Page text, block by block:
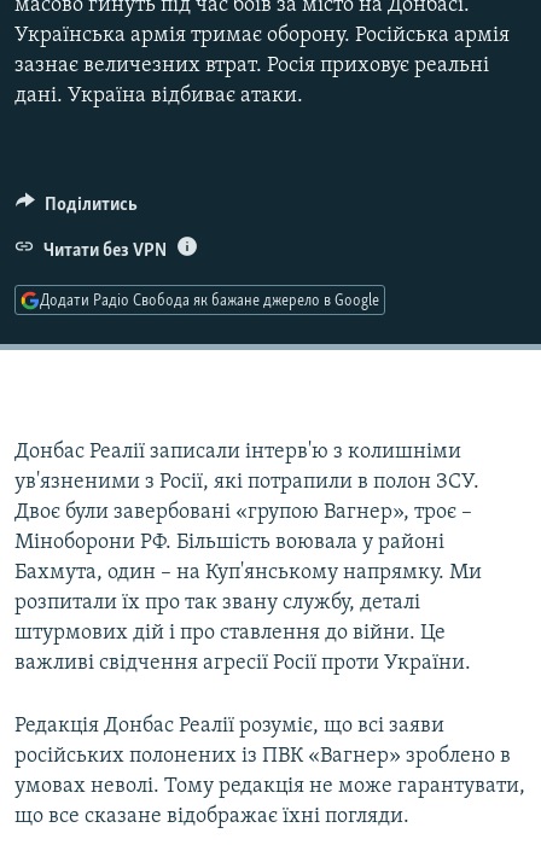
КТАТ
ДОЛУЧАЙСЯ!
Auto 480p
720p 1080p
480p
масово гинуть під час боїв за місто на Донбасі.
Українська армія тримає оборону. Російська армія
зазнає величезних втрат. Росія приховує реальні
дані. Україна відбиває атаки.
Поділитись
Читати без VPN
Додати Радіо Свобода як бажане джерело в Google
Донбас Реалії записали інтерв'ю з колишніми
ув'язненими з Росії, які потрапили в полон ЗСУ.
Двоє були завербовані «групою Вагнер», троє –
Міноборони РФ. Більшість воювала у районі
Бахмута, один – на Куп'янському напрямку. Ми
розпитали їх про так звану службу, деталі
штурмових дій і про ставлення до війни. Це
важливі свідчення агресії Росії проти України.
Редакція Донбас Реалії розуміє, що всі заяви
російських полонених із ПВК «Вагнер» зроблено в
умовах неволі. Тому редакція не може гарантувати,
що все сказане відображає їхні погляди.